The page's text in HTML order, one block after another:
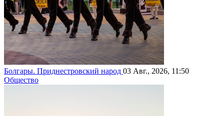
Болгары. Приднестровский народ 03 Авг., 2026, 11:50
Общество